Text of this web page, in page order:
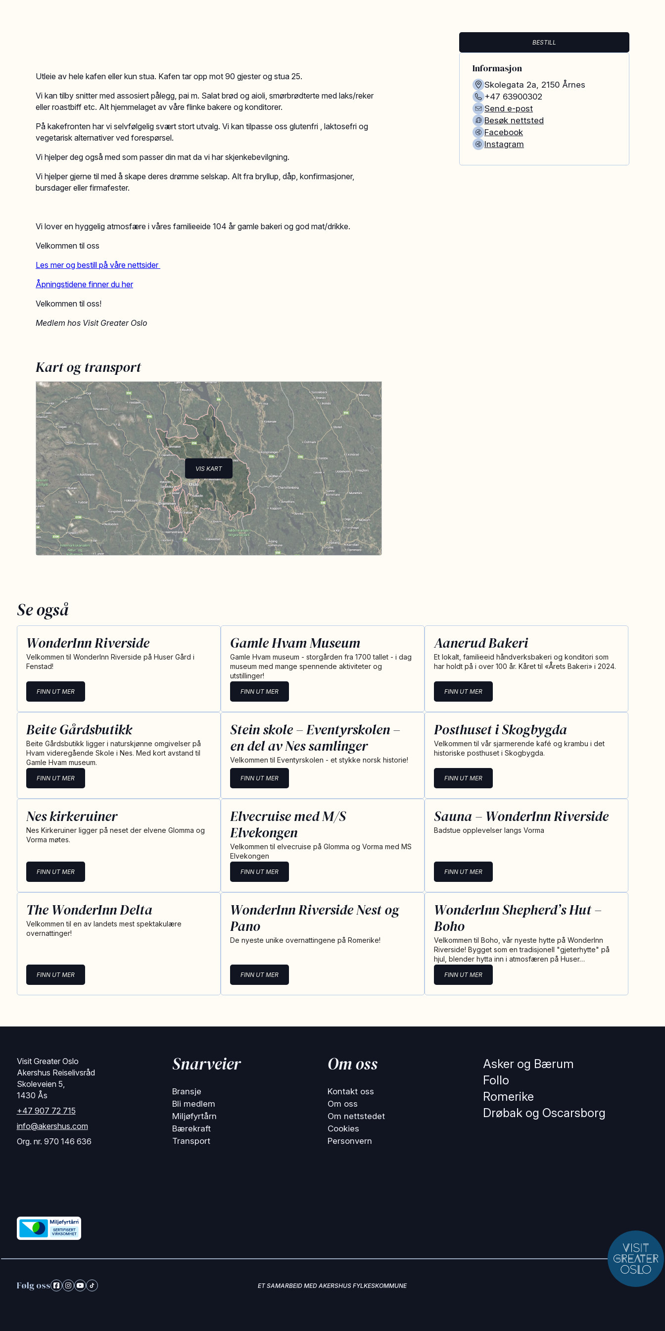
Utleie av hele kafen eller kun stua. Kafen tar opp mot 90 gjester og stua 25.
Vi kan tilby snitter med assosiert pålegg, pai m. Salat brød og aioli, smørbrødterte med laks/reker
eller roastbiff etc. Alt hjemmelaget av våre flinke bakere og konditorer.
På kakefronten har vi selvfølgelig svært stort utvalg. Vi kan tilpasse oss glutenfri , laktosefri og
vegetarisk alternativer ved forespørsel.
Vi hjelper deg også med som passer din mat da vi har skjenkebevilgning.
Vi hjelper gjerne til med å skape deres drømme selskap. Alt fra bryllup, dåp, konfirmasjoner,
bursdager eller firmafester.
Vi lover en hyggelig atmosfære i våres familieeide 104 år gamle bakeri og god mat/drikke.
Velkommen til oss
Les mer og bestill på våre nettsider
Åpningstidene finner du her
Velkommen til oss!
Medlem hos Visit Greater Oslo
Kart og transport
VIS KART
BESTILL
Informasjon
Skolegata 2a, 2150 Årnes
+47 63900302
Send e-post
Besøk nettsted
Facebook
Instagram
Se også
WonderInn Riverside
Velkommen til WonderInn Riverside på Huser Gård i
Fenstad!
FINN UT MER
Gamle Hvam Museum
Gamle Hvam museum - storgården fra 1700 tallet - i dag
museum med mange spennende aktiviteter og
utstillinger!
FINN UT MER
Aanerud Bakeri
Et lokalt, familieeid håndverksbakeri og konditori som
har holdt på i over 100 år. Kåret til «Årets Bakeri» i 2024.
FINN UT MER
Beite Gårdsbutikk
Beite Gårdsbutikk ligger i naturskjønne omgivelser på
Hvam videregående Skole i Nes. Med kort avstand til
Gamle Hvam museum.
FINN UT MER
Stein skole – Eventyrskolen –
en del av Nes samlinger
Velkommen til Eventyrskolen - et stykke norsk historie!
FINN UT MER
Posthuset i Skogbygda
Velkommen til vår sjarmerende kafé og krambu i det
historiske posthuset i Skogbygda.
FINN UT MER
Nes kirkeruiner
Nes Kirkeruiner ligger på neset der elvene Glomma og
Vorma møtes.
FINN UT MER
Elvecruise med M/S
Elvekongen
Velkommen til elvecruise på Glomma og Vorma med MS
Elvekongen
FINN UT MER
Sauna – WonderInn Riverside
Badstue opplevelser langs Vorma
FINN UT MER
The WonderInn Delta
Velkommen til en av landets mest spektakulære
overnattinger!
FINN UT MER
WonderInn Riverside Nest og
Pano
De nyeste unike overnattingene på Romerike!
FINN UT MER
WonderInn Shepherd’s Hut –
Boho
Velkommen til Boho, vår nyeste hytte på WonderInn
Riverside! Bygget som en tradisjonell "gjeterhytte" på
hjul, blender hytta inn i atmosfæren på Huser…
FINN UT MER
Visit Greater Oslo
Akershus Reiselivsråd
Skoleveien 5,
1430 Ås
+47 907 72 715
info@akershus.com
Org. nr. 970 146 636
Snarveier
Bransje
Bli medlem
Miljøfyrtårn
Bærekraft
Transport
Om oss
Kontakt oss
Om oss
Om nettstedet
Cookies
Personvern
Asker og Bærum
Follo
Romerike
Drøbak og Oscarsborg
Følg oss ET SAMARBEID MED AKERSHUS FYLKESKOMMUNE